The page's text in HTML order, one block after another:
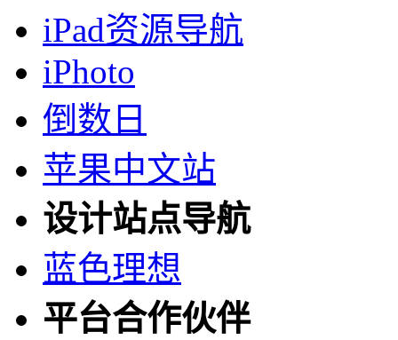
iPad资源导航
iPhoto
倒数日
苹果中文站
设计站点导航
蓝色理想
平台合作伙伴